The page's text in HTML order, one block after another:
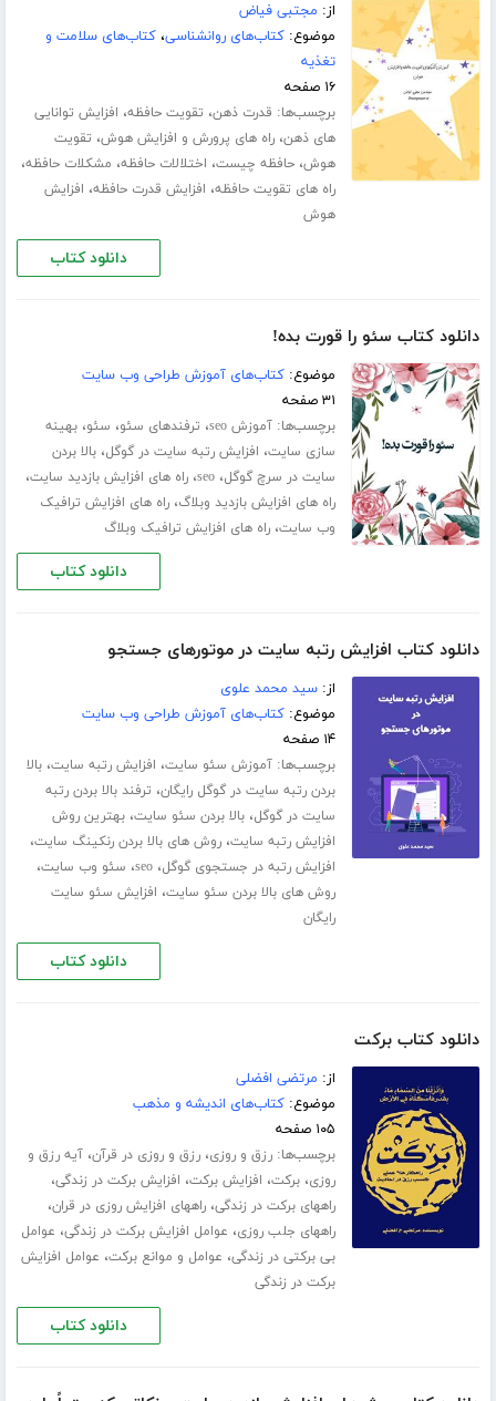
از: مجتبی فیاض
موضوع:کتاب‌های روانشناسی،کتاب‌های سلامت و
تغذیه
۱۶ صفحه
برچسب‌ها: قدرت ذهن، تقویت حافظه، افزایش توانایی
های ذهن،راه های پرورش و افزایش هوش، تقویت
هوش،حافظه چیست، اختلالات حافظه، مشکلات حافظه،
راه های تقویت حافظه، افزایش قدرت حافظه، افزایش
هوش
دانلود کتاب
دانلود کتاب سئو را قورت بده!
موضوع:کتاب‌های آموزش طراحی وب سایت
۳۱ صفحه
برچسب‌ها:آموزش seo ، ترفندهای سئو، سئو،بهینه
سازی سایت، افزایش رتبه سایت در گوگل،بالا بردن
سایت در سرچ گوگل،seo،راه های افزایش بازدید سایت،
راه های افزایش بازدید وبلاگ،راه های افزایش ترافیک
وب سایت،راه های افزایش ترافیک وبلاگ
دانلود کتاب
دانلود کتاب افزایش رتبه سایت در موتورهای جستجو
از:سید محمد علوی
موضوع:کتاب‌های آموزش طراحی وب سایت
۱۴ صفحه
برچسب‌ها:آموزش سئو سایت، افزایش رتبه سایت،بالا
بردن رتبه سایت در گوگل رایگان، ترفند بالا بردن رتبه
سایت در گوگل،بالا بردن سئو سایت،بهترین روش
افزایش رتبه سایت،روش های بالا بردن رنکینگ سایت،
افزایش رتبه در جستجوی گوگل،seo، سئو وب سایت،
روش های بالا بردن سئو سایت، افزایش سئو سایت
رایگان
دانلود کتاب
دانلود کتاب برکت
از: مرتضی افضلی
موضوع:کتاب‌های اندیشه و مذهب
۱۰۵ صفحه
برچسب‌ها:رزق و روزی،رزق و روزی در قرآن،آیه رزق و
روزی،برکت، افزایش برکت، افزایش برکت در زندگی،
راههای برکت در زندگی،راههای افزایش روزی در قران،
راههای جلب روزی، عوامل افزایش برکت در زندگی، عوامل
بی برکتی در زندگی، عوامل و موانع برکت، عوامل افزایش
برکت در زندگی
دانلود کتاب